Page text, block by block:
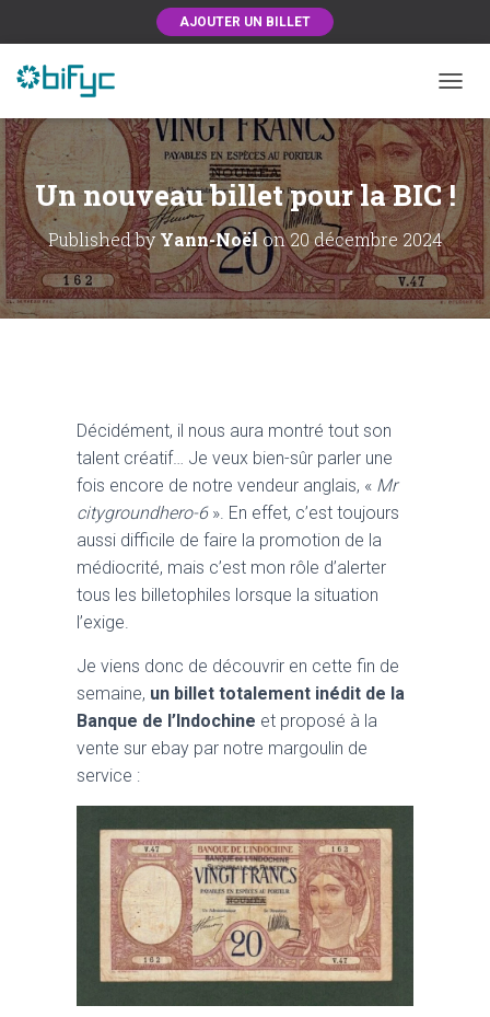
AJOUTER UN BILLET
Un nouveau billet pour la BIC !
Published by Yann-Noëlon20 décembre 2024
Décidément, il nous aura montré tout son
talent créatif… Je veux bien-sûr parler une
fois encore de notre vendeur anglais, « Mr
citygroundhero-6». En effet, c’est toujours
aussi difficile de faire la promotion de la
médiocrité, mais c’est mon rôle d’alerter
tous les billetophiles lorsque la situation
l’exige.
Je viens donc de découvrir en cette fin de
semaine, un billet totalement inédit de la
Banque de l’Indochine et proposé à la
vente sur ebay par notre margoulin de
service :